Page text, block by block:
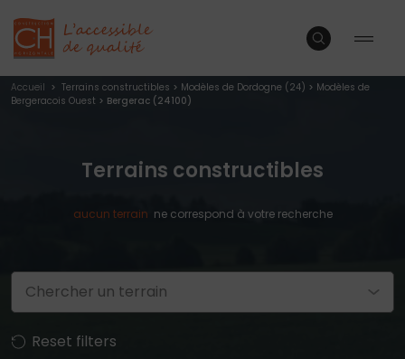
Accueil > Terrains constructibles > Modèles de Dordogne (24) > Modèles de
Bergeracois Ouest > Bergerac (24100)
Terrains constructibles
aucun terrain ne correspond à votre recherche
Chercher un terrain
Reset filters